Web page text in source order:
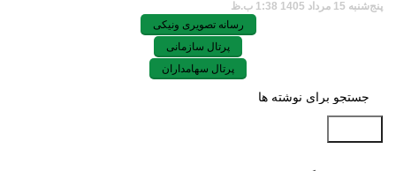
پنج‌شنبه 15 مرداد 1405 1:38 ب.ظ
رسانه تصویری ونیکی
پرتال سازمانی
پرتال سهامداران